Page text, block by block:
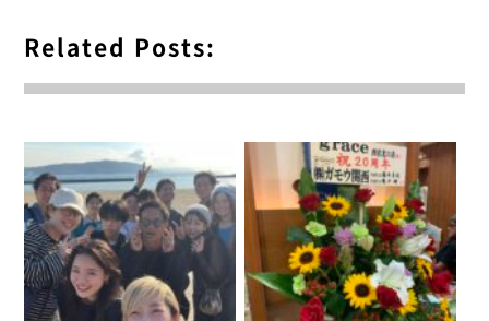
Related Posts: